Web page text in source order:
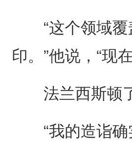
“这个领域覆
印。”他说，“现
法兰西斯顿了
“我的造诣确